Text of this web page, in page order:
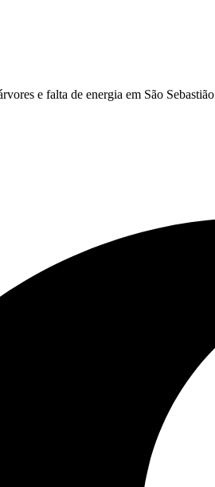
e falta de energia em São Sebastião